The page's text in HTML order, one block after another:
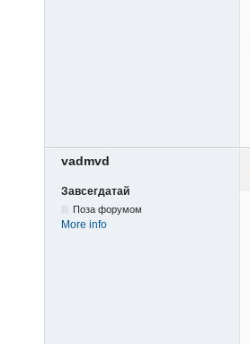
vadmvd
Завсегдатай
Поза форумом
More info